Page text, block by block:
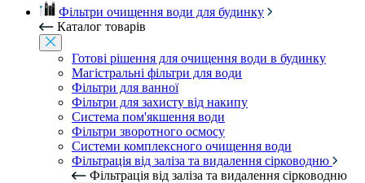
Фільтри очищення води для будинку
Каталог товарів
Готові рішення для очищення води в будинку
Магістральні фільтри для води
Фільтри для ванної
Фільтри для захисту від накипу
Система пом'якшення води
Фільтри зворотного осмосу
Системи комплексного очищення води
Фільтрація від заліза та видалення сірководню
Фільтрація від заліза та видалення сірководню